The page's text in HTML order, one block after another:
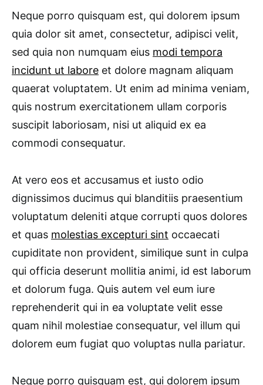
Neque porro quisquam est, qui dolorem ipsum
quia dolor sit amet, consectetur, adipisci velit,
sed quia non numquam eius modi tempora
incidunt ut labore et dolore magnam aliquam
quaerat voluptatem. Ut enim ad minima veniam,
quis nostrum exercitationem ullam corporis
suscipit laboriosam, nisi ut aliquid ex ea
commodi consequatur.
At vero eos et accusamus et iusto odio
dignissimos ducimus qui blanditiis praesentium
voluptatum deleniti atque corrupti quos dolores
et quas molestias excepturi sint occaecati
cupiditate non provident, similique sunt in culpa
qui officia deserunt mollitia animi, id est laborum
et dolorum fuga. Quis autem vel eum iure
reprehenderit qui in ea voluptate velit esse
quam nihil molestiae consequatur, vel illum qui
dolorem eum fugiat quo voluptas nulla pariatur.
Neque porro quisquam est, qui dolorem ipsum